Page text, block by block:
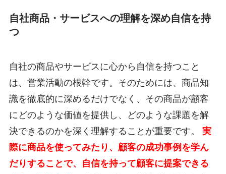
自社商品・サービスへの理解を深め自信を持
つ
自社の商品やサービスに心から自信を持つこと
は、営業活動の根幹です。そのためには、商品知
識を徹底的に深めるだけでなく、その商品が顧客
にどのような価値を提供し、どのような課題を解
決できるのかを深く理解することが重要です。 実
際に商品を使ってみたり、顧客の成功事例を学ん
だりすることで、自信を持って顧客に提案できる